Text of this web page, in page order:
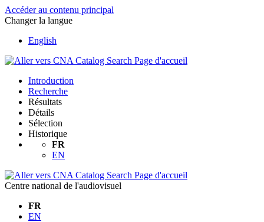
Accéder au contenu principal
Changer la langue
English
Introduction
Recherche
Résultats
Détails
Sélection
Historique
FR
EN
Centre national de l'audiovisuel
FR
EN